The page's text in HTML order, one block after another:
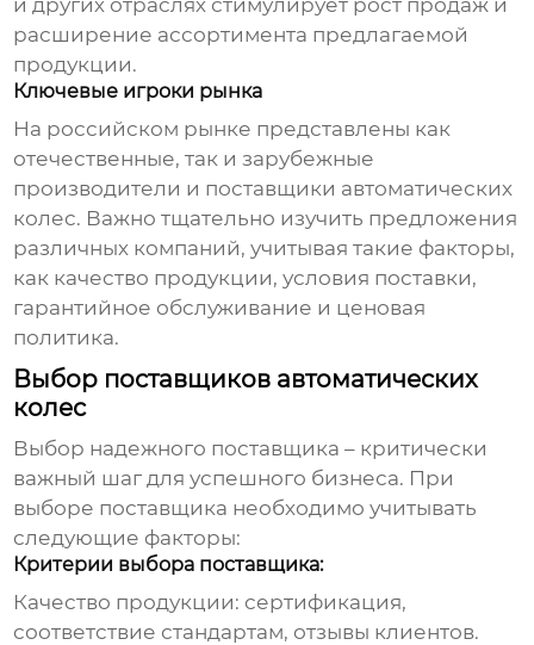
и других отраслях стимулирует рост продаж и
расширение ассортимента предлагаемой
продукции.
Ключевые игроки рынка
На российском рынке представлены как
отечественные, так и зарубежные
производители и поставщики автоматических
колес. Важно тщательно изучить предложения
различных компаний, учитывая такие факторы,
как качество продукции, условия поставки,
гарантийное обслуживание и ценовая
политика.
Выбор поставщиков автоматических
колес
Выбор надежного поставщика – критически
важный шаг для успешного бизнеса. При
выборе поставщика необходимо учитывать
следующие факторы:
Критерии выбора поставщика:
Качество продукции: сертификация,
соответствие стандартам, отзывы клиентов.